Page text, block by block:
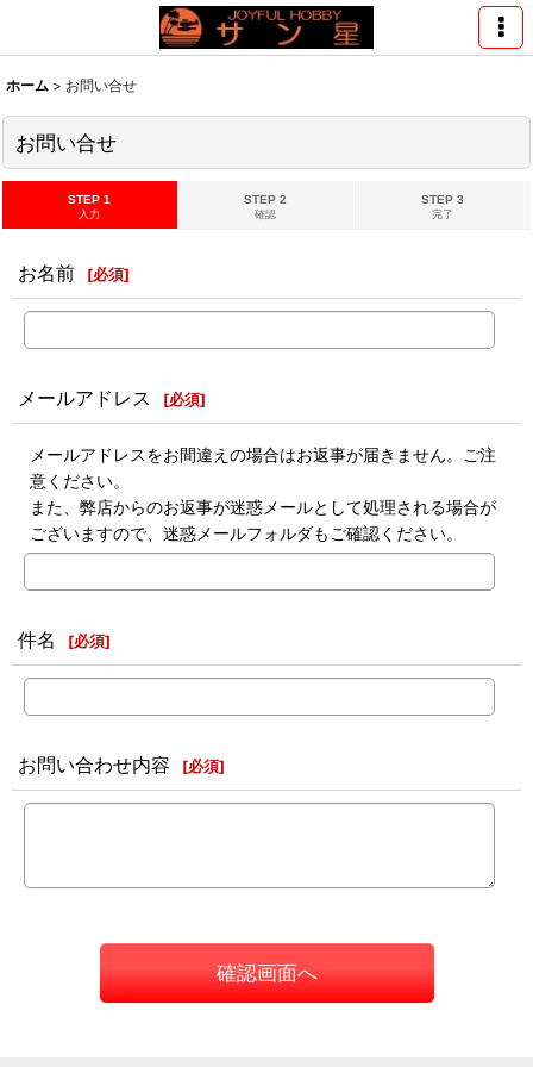
ホーム > お問い合せ
お問い合せ
STEP 1
入力
STEP 2
確認
STEP 3
完了
お名前 [必須]
メールアドレス [必須]
メールアドレスをお間違えの場合はお返事が届きません。ご注
意ください。
また、弊店からのお返事が迷惑メールとして処理される場合が
ございますので、迷惑メールフォルダもご確認ください。
件名 [必須]
お問い合わせ内容 [必須]
確認画面へ